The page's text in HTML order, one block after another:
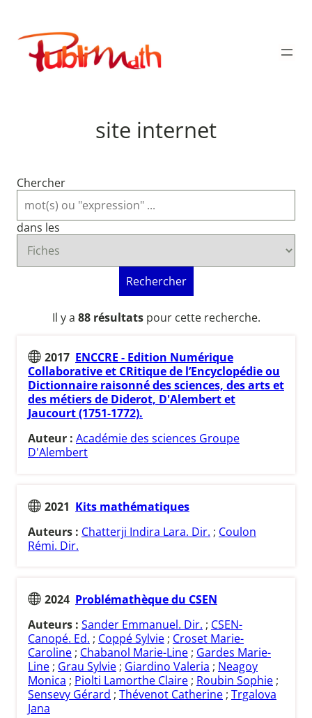
contenu
Publimath
site internet
Chercher
dans les
Rechercher
Il y a 88 résultatspour cette recherche.
2017 ENCCRE - Edition Numérique
Collaborative et CRitique de l’Encyclopédie ou
Dictionnaire raisonné des sciences, des arts et
des métiers de Diderot, D'Alembert et
Jaucourt (1751-1772).
Auteur : Académie des sciences Groupe
D'Alembert
2021 Kits mathématiques
Auteurs : Chatterji Indira Lara. Dir. ; Coulon
Rémi. Dir.
2024 Problémathèque du CSEN
Auteurs : Sander Emmanuel. Dir. ; CSEN-
Canopé. Ed. ; Coppé Sylvie ; Croset Marie-
Caroline ; Chabanol Marie-Line ; Gardes Marie-
Line ; Grau Sylvie ; Giardino Valeria ; Neagoy
Monica ; Piolti Lamorthe Claire ; Roubin Sophie ;
Sensevy Gérard ; Thévenot Catherine ; Trgalova
Jana